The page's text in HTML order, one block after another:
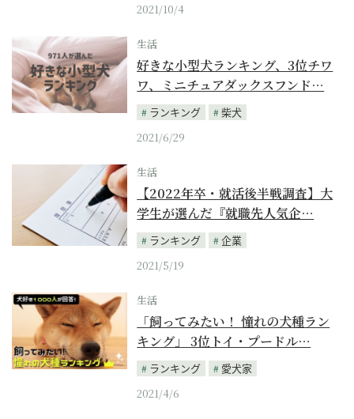
2021/10/4
生活
好きな小型犬ランキング、3位チワ
ワ、ミニチュアダックスフンド…
ランキング
柴犬
2021/6/29
生活
【2022年卒・就活後半戦調査】大
学生が選んだ『就職先人気企…
ランキング
企業
2021/5/19
生活
「飼ってみたい！ 憧れの犬種ラン
キング」 3位トイ・プードル…
ランキング
愛犬家
2021/4/6